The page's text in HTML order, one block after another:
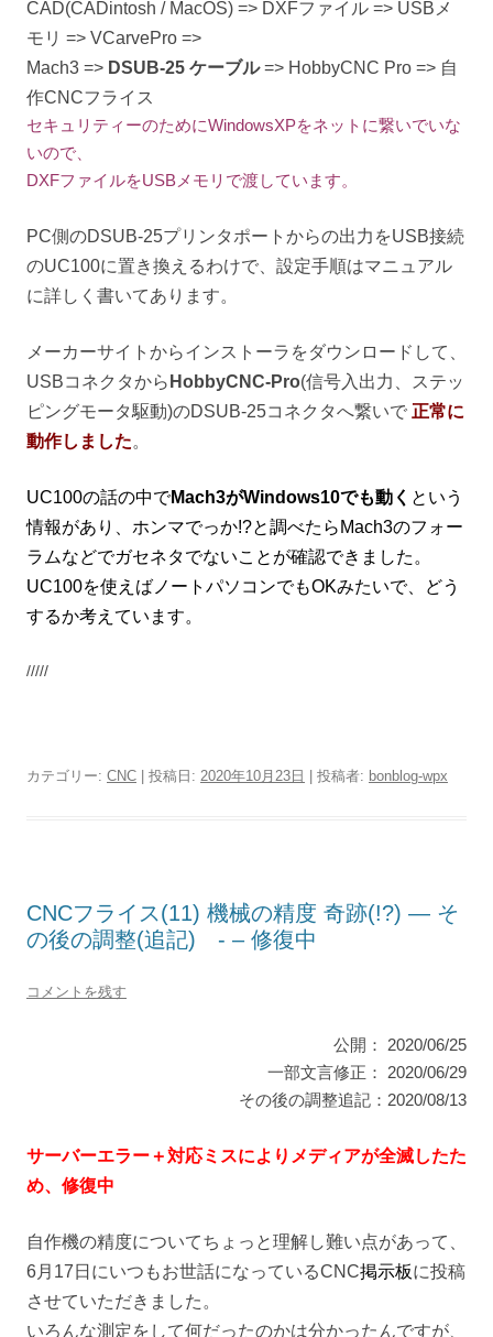
CAD(CADintosh / MacOS) => DXFファイル => USBメ
モリ => VCarvePro =>
Mach3 => DSUB-25 ケーブル=> HobbyCNC Pro => 自
作CNCフライス
セキュリティーのためにWindowsXPをネットに繋いでいな
いので、
DXFファイルをUSBメモリで渡しています。
PC側のDSUB-25プリンタポートからの出力をUSB接続
のUC100に置き換えるわけで、設定手順はマニュアル
に詳しく書いてあります。
メーカーサイトからインストーラをダウンロードして、
USBコネクタから HobbyCNC-Pro(信号入出力、ステッ
ピングモータ駆動)のDSUB-25コネクタへ繋いで 正常に
動作しました。
UC100の話の中でMach3がWindows10でも動く という
情報があり、ホンマでっか!?と調べたらMach3のフォー
ラムなどでガセネタでないことが確認できました。
UC100を使えばノートパソコンでもOKみたいで、どう
するか考えています。
/////
カテゴリー: CNC | 投稿日: 2020年10月23日 | 投稿者: bonblog-wpx
CNCフライス(11) 機械の精度 奇跡(!?) — そ
の後の調整(追記) - – 修復中
コメントを残す
公開： 2020/06/25
一部文言修正： 2020/06/29
その後の調整追記：2020/08/13
サーバーエラー＋対応ミスによりメディアが全滅したた
め、修復中
自作機の精度についてちょっと理解し難い点があって、
6月17日にいつもお世話になっているCNC掲示板に投稿
させていただきました。
いろんな測定をして何だったのかは分かったんですが、